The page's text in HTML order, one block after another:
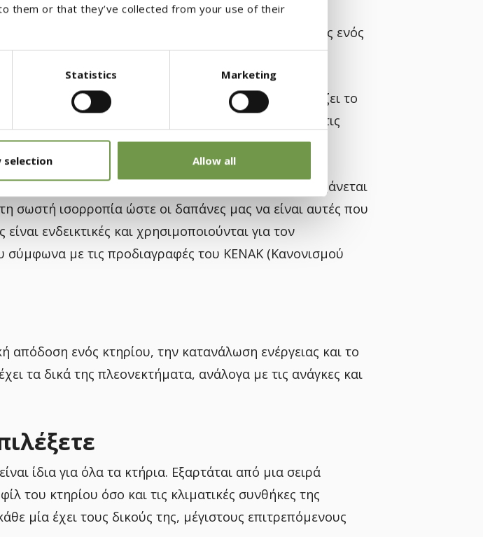
them or that they’ve collected from your use of their
Statistics Marketing
selection Allow all
γύρω από αυτήν την τιμή. Η τιμή αυτή
από τις απέναντι πλευρές ενός υλικού, πάχους ενός
ισούται με ένα βαθμό Κέλβιν.
συντελεστής Θερμικής Αντίστασης (R),
που εκφράζει το
Μετρά πόσο δύσκολα περνά η θερμότητα μέσα από τις
τόσο καλύτερα.
της μόνωσης μειώνεται η θερμοπερατότητα και αυξάνεται
σωστή ισορροπία ώστε οι δαπάνες μας να είναι αυτές που
ενδεικτικές και χρησιμοποιούνται για τον
σύμφωνα με τις προδιαγραφές του ΚΕΝΑΚ (Κανονισμού
ενός κτηρίου, την κατανάλωση ενέργειας και το
τα δικά της πλεονεκτήματα, ανάλογα με τις ανάγκες και
ίδια για όλα τα κτήρια. Εξαρτάται από μια σειρά
του κτηρίου όσο και τις κλιματικές συνθήκες της
μία έχει τους δικούς της, μέγιστους επιτρεπόμενους